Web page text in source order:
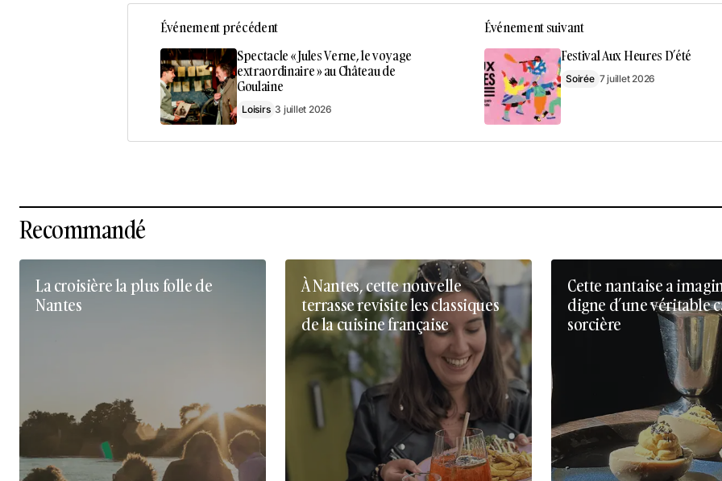
Événement précédent
Spectacle « Jules Verne, le voyage
extraordinaire » au Château de
Goulaine
Loisirs 3 juillet 2026
Événement suivant
Festival Aux Heures D’été
Soirée 7 juillet 2026
Recommandé
La croisière la plus folle de
Nantes
À Nantes, cette nouvelle
terrasse revisite les classiques
de la cuisine française
Cette nantaise a
digne d’une véritable
sorcière